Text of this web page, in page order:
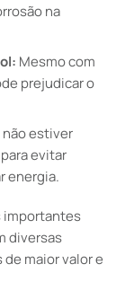
na
Mesmo com
prejudicar o
não estiver
evitar
energia.
importantes
diversas
maior valor e